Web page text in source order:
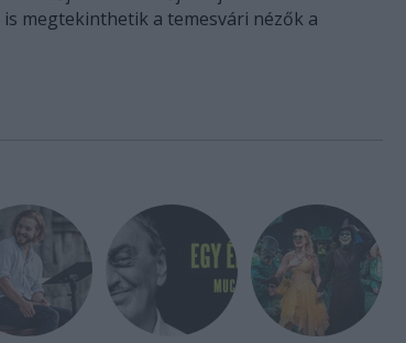
megtekinthetik a temesvári nézők a